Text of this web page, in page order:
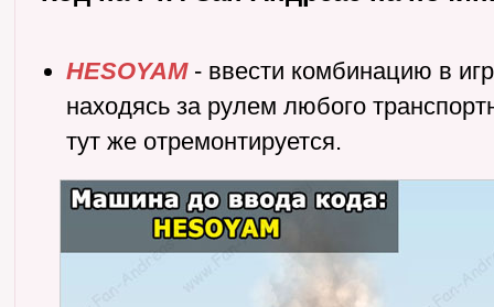
HESOYAM- ввести комбинацию в
находясь за рулем любого
тут же отремонтируется.